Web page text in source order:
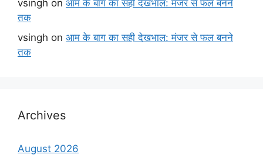
vsingh on आम के बाग का सही देखभाल: मंजर से फल बनने
तक
vsingh on आम के बाग का सही देखभाल: मंजर से फल बनने
तक
Archives
August 2026